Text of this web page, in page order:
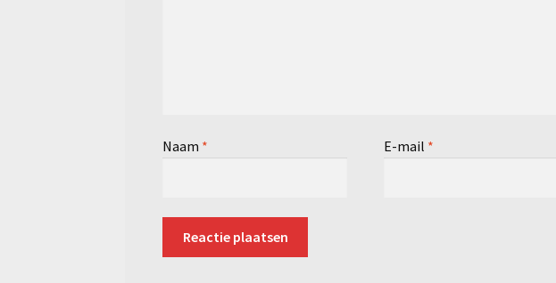
Naam * E-mail *